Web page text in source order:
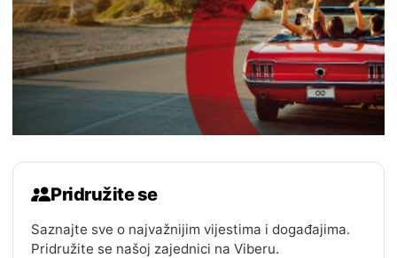
Pridružite se
Saznajte sve o najvažnijim vijestima i događajima.
Pridružite se našoj zajednici na Viberu.